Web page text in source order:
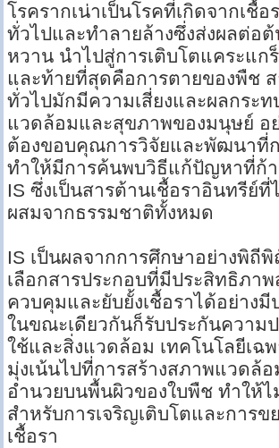
โรครากเน่าเป็นโรคที่เกิดจากเชื้อ
ทั่วไปและทำลายล้างซึ่งส่งผลต่อต้
หวาน นำไปสู่การเติบโตแคระแกร็
และท้ายที่สุดคือการตายของพืช ส
ทั่วไปมักมีความเสี่ยงและผลกระท
แวดล้อมและสุขภาพของมนุษย์ อ
ต้องขอบคุณการวิจัยและพัฒนาที่ก
ทำให้มีการค้นพบวิธีแก้ปัญหาที่ก้
IS ซึ่งเป็นสารต้านเชื้อราอินทรีย์
ผสมจากธรรมชาติทั้งหมด
IS เป็นผลจากการศึกษาอย่างพิถี
เลือกสารประกอบที่มีประสิทธิภาพ
ควบคุมและยับยั้งเชื้อราได้อย่าง
ในขณะเดียวกันก็รับประกันความ
ใช้และสิ่งแวดล้อม เทคโนโลยีเฉ
มุ่งเน้นไปที่การสร้างสภาพแวดล้อ
อำนวยบนพื้นผิวของใบพืช ทำให้ไ
สำหรับการเจริญเติบโตและการข
เชื้อรา